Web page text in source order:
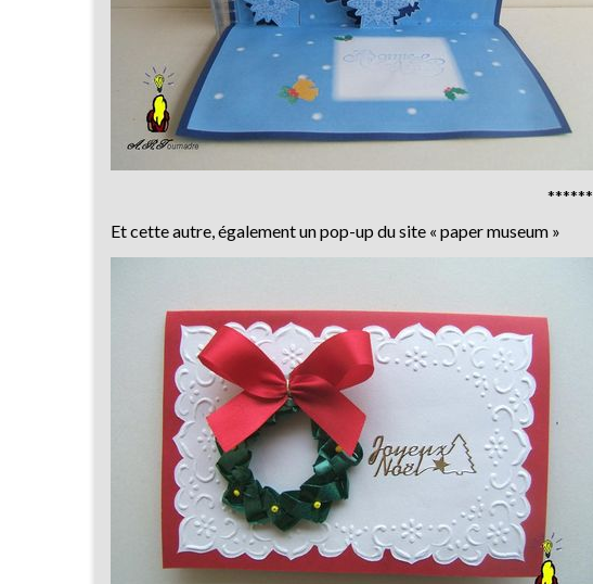
******
Et cette autre, également un pop-up du site « paper museum »